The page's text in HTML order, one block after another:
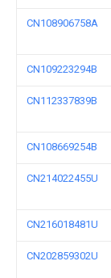
CN108906758A
CN109223294B
CN112337839B
CN108669254B
CN214022455U
CN216018481U
CN202859302U